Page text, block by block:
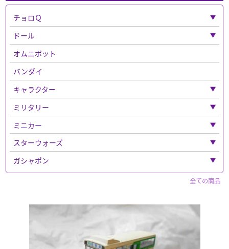
チョロＱ
チョロQその他
チョロＱゼロ
ドール
オムニボット
バンダイ
キャラクター
ルパン三世
仮面ライダー
マクロス
ミリタリー
エリート・フォース
「フィギュア」全て
ミニカー
トミカ プレミアム
警察車両
買取品
CAR・NEL
スターウォーズ
フィギュア
ガシャポン
その他
仮面ライダー
全ての商品